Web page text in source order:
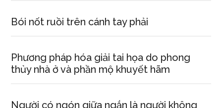
Bói nốt ruồi trên cánh tay phải
Phương pháp hóa giải tai họa do phong
thủy nhà ở và phần mộ khuyết hãm
Người có ngón giữa ngắn là người không